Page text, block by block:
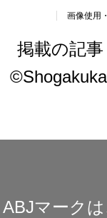
画像使用
掲載の記
ABJマーク